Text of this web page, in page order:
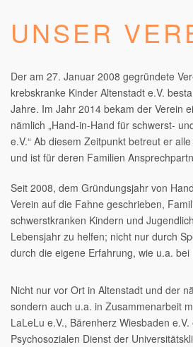
UNSER
Der am 27. Januar 2008 gegründete
krebskranke Kinder Altenstadt e.V.
Jahre. Im Jahr 2014 bekam der Verein
nämlich „Hand-in-Hand für schwerst-
e.V.“ Ab diesem Zeitpunkt betreut er
und ist für deren Familien
Seit 2008, dem Gründungsjahr von
Verein auf die Fahne geschrieben,
schwerstkranken Kindern und
Lebensjahr zu helfen; nicht nur durch
durch die eigene Erfahrung, wie u.a.
Nicht nur vor Ort in Altenstadt und der
sondern auch u.a. in Zusammenarbeit
LaLeLu e.V., Bärenherz Wiesbaden
Psychosozialen Dienst der